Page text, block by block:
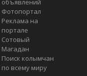
объявлений
Фотопортал
Реклама на
портале
Сотовый
Магадан
Поиск колымчан
по всему миру